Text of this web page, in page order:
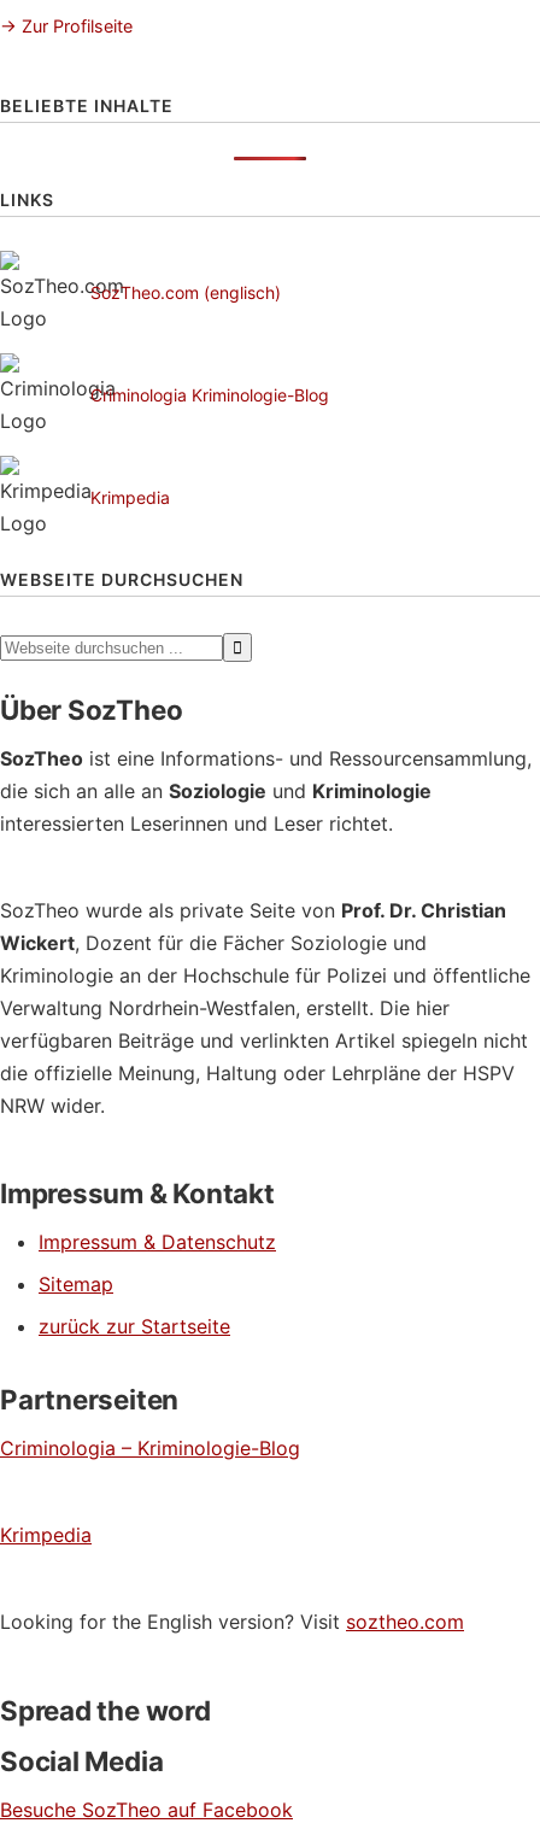
→ Zur Profilseite
BELIEBTE INHALTE
LINKS
SozTheo.com (englisch)
Criminologia Kriminologie-Blog
Krimpedia
WEBSEITE DURCHSUCHEN
Webseite
...
Footer
Über SozTheo
SozTheo ist eine Informations- und Ressourcensammlung,
die sich an alle an Soziologie und Kriminologie
interessierten Leserinnen und Leser richtet.
SozTheo wurde als private Seite von Prof. Dr. Christian
Wickert, Dozent für die Fächer Soziologie und
Kriminologie an der Hochschule für Polizei und öffentliche
Verwaltung Nordrhein-Westfalen, erstellt. Die hier
verfügbaren Beiträge und verlinkten Artikel spiegeln nicht
die offizielle Meinung, Haltung oder Lehrpläne der HSPV
NRW wider.
Impressum & Kontakt
Impressum & Datenschutz
Sitemap
zurück zur Startseite
Partnerseiten
Criminologia – Kriminologie-Blog
Krimpedia
Looking for the English version? Visit soztheo.com
Spread the word
Social Media
Besuche SozTheo auf Facebook